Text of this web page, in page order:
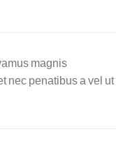
magnis
nec penatibus a vel ut